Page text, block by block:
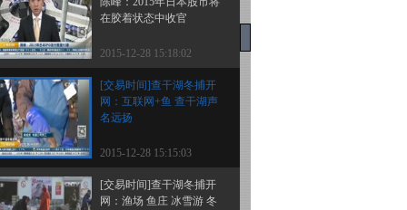
在胶着状态中收官
2015-12-28 15:18:02
[交易时间]查干湖冬捕开
网：互联网+鱼 查干湖声
名远扬
2015-12-28 15:15:03
[交易时间]查干湖冬捕开
网：渔场 鱼庄 冰雪游 冬